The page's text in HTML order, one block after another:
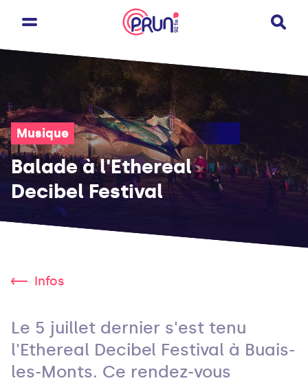
Musique
Balade à l'Ethereal
Decibel Festival
Infos
Le 5 juillet dernier s'est tenu
l'Ethereal Decibel Festival à Buais-
les-Monts. Ce rendez-vous